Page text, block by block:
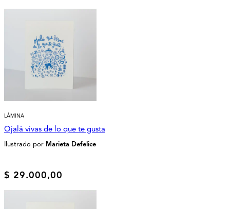
LÁMINA
Ojalá vivas de lo que te gusta
Ilustrado por Marieta Defelice
$ 29.000,00